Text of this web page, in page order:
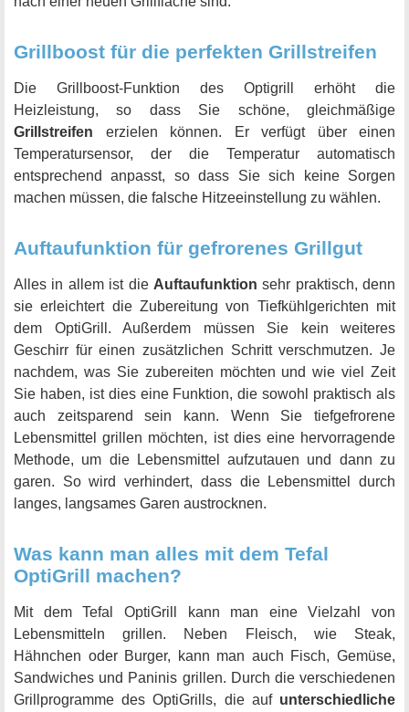
Grillboost für die perfekten Grillstreifen
Die Grillboost-Funktion des Optigrill erhöht die
Heizleistung, so dass Sie schöne, gleichmäßige
Grillstreifen erzielen können. Er verfügt über einen
Temperatursensor, der die Temperatur automatisch
entsprechend anpasst, so dass Sie sich keine Sorgen
machen müssen, die falsche Hitzeeinstellung zu wählen.
Auftaufunktion für gefrorenes Grillgut
Alles in allem ist die Auftaufunktion sehr praktisch, denn
sie erleichtert die Zubereitung von Tiefkühlgerichten mit
dem OptiGrill. Außerdem müssen Sie kein weiteres
Geschirr für einen zusätzlichen Schritt verschmutzen. Je
nachdem, was Sie zubereiten möchten und wie viel Zeit
Sie haben, ist dies eine Funktion, die sowohl praktisch als
auch zeitsparend sein kann. Wenn Sie tiefgefrorene
Lebensmittel grillen möchten, ist dies eine hervorragende
Methode, um die Lebensmittel aufzutauen und dann zu
garen. So wird verhindert, dass die Lebensmittel durch
langes, langsames Garen austrocknen.
Was kann man alles mit dem Tefal
OptiGrill machen?
Mit dem Tefal OptiGrill kann man eine Vielzahl von
Lebensmitteln grillen. Neben Fleisch, wie Steak,
Hähnchen oder Burger, kann man auch Fisch, Gemüse,
Sandwiches und Paninis grillen. Durch die verschiedenen
Grillprogramme des OptiGrills, die auf unterschiedliche